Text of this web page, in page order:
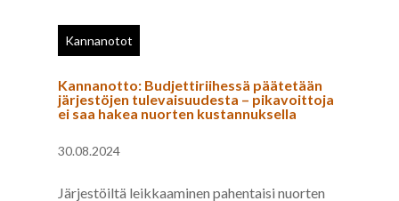
Kannanotot
Kannanotto: Budjettiriihessä päätetään
järjestöjen tulevaisuudesta – pikavoittoja
ei saa hakea nuorten kustannuksella
30.08.2024
Järjestöiltä leikkaaminen pahentaisi nuorten